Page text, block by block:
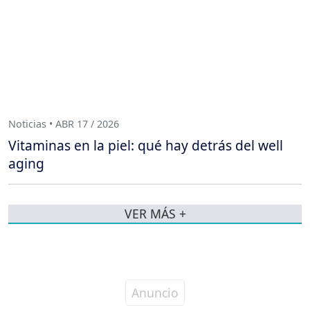
Noticias • ABR 17 / 2026
Vitaminas en la piel: qué hay detrás del well
aging
VER MÁS +